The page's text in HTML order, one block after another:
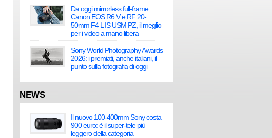
Da oggi mirrorless full-frame
Canon EOS R6 V e RF 20-
50mm F4 L IS USM PZ, il meglio
per i video a mano libera
Sony World Photography Awards
2026: i premiati, anche italiani, il
punto sulla fotografia di oggi
NEWS
Il nuovo 100-400mm Sony costa
900 euro: è il super-tele più
leggero della categoria